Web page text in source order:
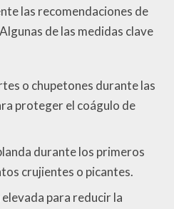
las recomendaciones de
de las medidas clave
o chupetones durante las
proteger el coágulo de
durante los primeros
crujientes o picantes.
para reducir la